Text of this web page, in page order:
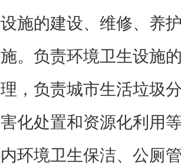
设施的建设、维修、养
施。负责环境卫生设施
理，负责城市生活垃圾
害化处置和资源化利用
内环境卫生保洁、公厕